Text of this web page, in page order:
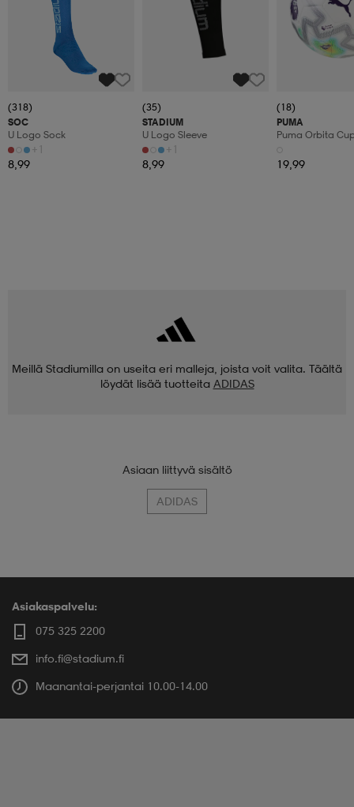
(318)
SOC
U Logo Sock
+1
8,99
(35)
STADIUM
U Logo Sleeve
+1
8,99
(18)
PUMA
Puma Orbita
19,99
Meillä Stadiumilla on useita eri malleja, joista voit valita. Täältä
löydät lisää tuotteita ADIDAS
Asiaan liittyvä sisältö
ADIDAS
Asiakaspalvelu:
075 325 2200
info.fi@stadium.fi
Maanantai-perjantai 10.00-14.00